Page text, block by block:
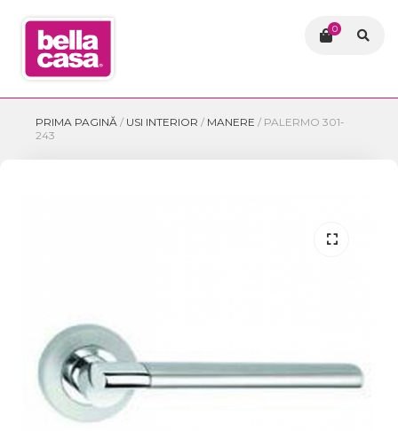
0
PRIMA PAGINĂ / USI INTERIOR / MANERE / PALERMO 301-
243